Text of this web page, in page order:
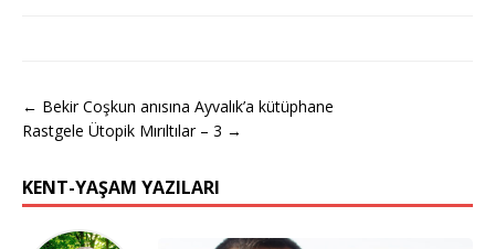
← Bekir Coşkun anısına Ayvalık’a kütüphane
Rastgele Ütopik Mırıltılar – 3 →
KENT-YAŞAM YAZILARI